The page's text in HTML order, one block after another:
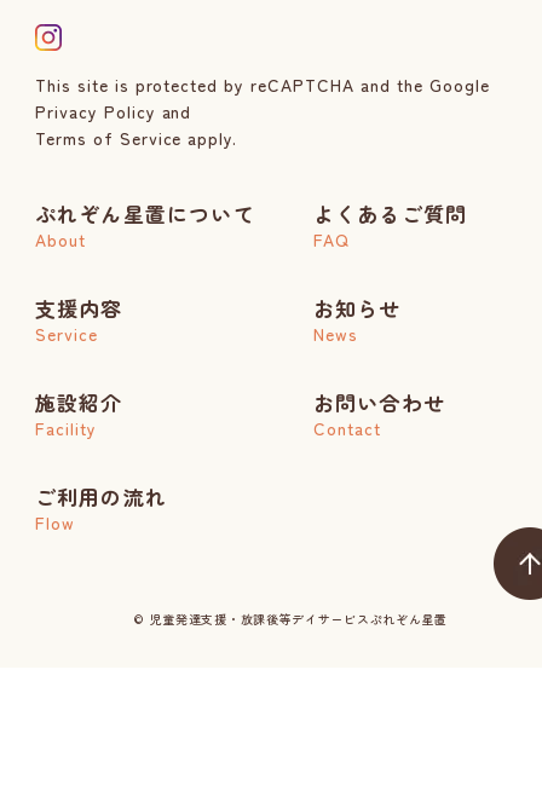
This site is protected by reCAPTCHA and the Google
Privacy Policy and
Terms of Service apply.
ぷれぞん星置について
About
よくあるご質問
FAQ
支援内容
Service
お知らせ
News
施設紹介
Facility
お問い合わせ
Contact
ご利用の流れ
Flow
© 児童発達支援・放課後等デイサービスぷれぞん星置